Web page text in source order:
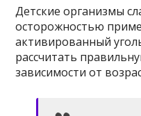
Детские организмы
осторожностью
активированный
рассчитать
зависимости от